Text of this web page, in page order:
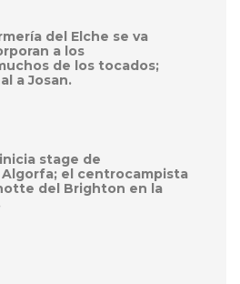
del Elche se va
a los
de los tocados;
a Josan.
stage de
el centrocampista
del Brighton en la